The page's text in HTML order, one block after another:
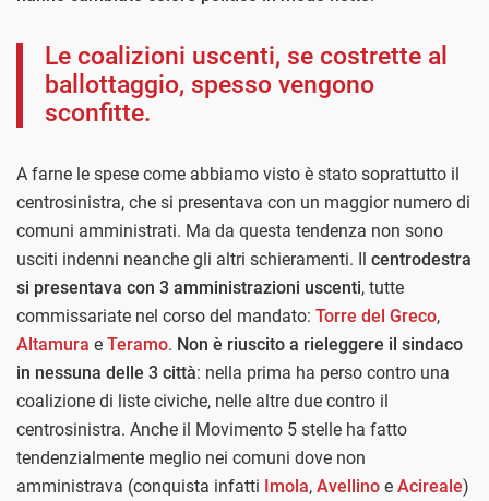
Le coalizioni uscenti, se costrette al
ballottaggio, spesso vengono
sconfitte.
A farne le spese come abbiamo visto è stato soprattutto il
centrosinistra, che si presentava con un maggior numero di
comuni amministrati. Ma da questa tendenza non sono
usciti indenni neanche gli altri schieramenti. Il centrodestra
si presentava con 3 amministrazioni uscenti, tutte
commissariate nel corso del mandato: Torre del Greco,
Altamura e Teramo. Non è riuscito a rieleggere il sindaco
in nessuna delle 3 città: nella prima ha perso contro una
coalizione di liste civiche, nelle altre due contro il
centrosinistra. Anche il Movimento 5 stelle ha fatto
tendenzialmente meglio nei comuni dove non
amministrava (conquista infatti Imola, Avellino e Acireale)